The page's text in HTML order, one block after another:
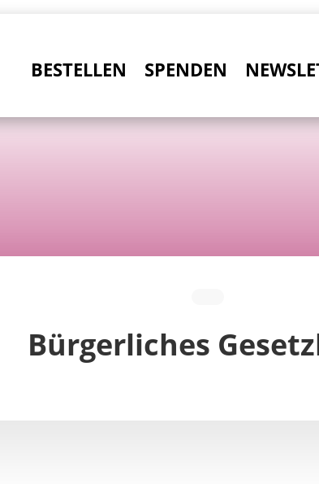
BESTELLEN SPENDEN
Bürgerliches